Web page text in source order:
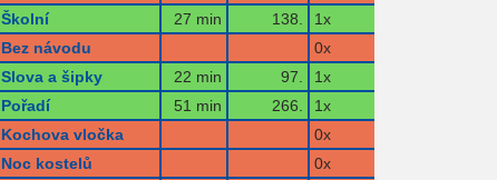
Školní 27 min 138.
1x
Bez návodu
0x
Slova a šipky 22 min 97.
1x
Pořadí 51 min 266.
1x
Kochova vločka
0x
Noc kostelů
0x